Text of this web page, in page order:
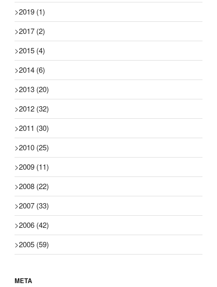
>2019 (1)
>2017 (2)
>2015 (4)
>2014 (6)
>2013 (20)
>2012 (32)
>2011 (30)
>2010 (25)
>2009 (11)
>2008 (22)
>2007 (33)
>2006 (42)
>2005 (59)
META